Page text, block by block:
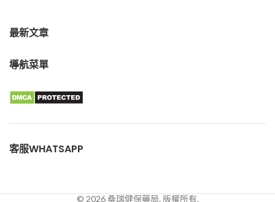
最新文章
導航菜單
客服WHATSAPP
© 2026 桑瑞健保藥局. 版權所有.